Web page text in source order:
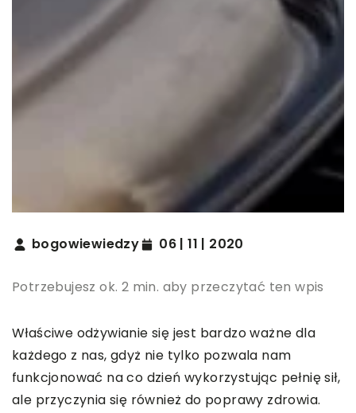
bogowiewiedzy 06 | 11 | 2020
Potrzebujesz ok. 2 min. aby przeczytać ten wpis
Właściwe odżywianie się jest bardzo ważne dla
każdego z nas, gdyż nie tylko pozwala nam
funkcjonować na co dzień wykorzystując pełnię sił,
ale przyczynia się również do poprawy zdrowia.